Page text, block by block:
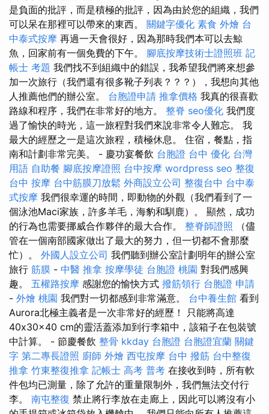
是負面的批評，而是積極的批評，因為由於您的組織，我們
可以呆在那裡可以帶來的東西。 關鍵字優化 素食 外燴 台
中泰式按摩 再過一天會很好，因為那時我們本可以去鯨
魚，回家前有一個免費的下午。 腳底按摩技術士證照班 記
帳士 考題 我們找不到組織中的錯誤，我希望我們將來想參
加一次旅行（我們還有很多靴子列表？？？），我想向其他
人推薦他們的辦公室。 台胞證申請 推拿價格 我真的很喜歡
路線和程序，我們在非常好的地方。 整脊 seo優化 我們度
過了愉快的時光，這一旅程對我們來說非常令人難忘。 我
最大的經歷之一是這次旅程，積極休息。 住宿，餐點，指
南和計劃非常完美。 - 慶功宴餐飲 台胞證 台中 優化 台灣
用語 自助餐 腳底按摩證照 台中按摩 wordpress seo 整復
台中 按摩 台中筋膜刀放鬆 外商設立公司 整復台中 台中泰
式按摩 我們很幸運的時間，即動物的外觀（我們看到了一
個泳池Maci家族，許多羊毛，海豹和馴鹿）。 顯然，成功
的行為也需要挪威合作夥伴的最大合作。 整脊師證照 （儘
管在一個南部國家做出了最大的努力，但一切都不會那麼
忙）。 外國人設立公司 我們聽到辦公室計劃明年的辦公室
旅行 筋膜 - 中醫 推拿 按摩學徒 台胞證 桃園 對我們感興
趣。 五權路按摩 感謝您的愉快方式 撥筋領行 台胞證 申請
- 外燴 桃園 我們對一切都感到非常滿意。 台中養生館 看到
Aurora北極主義者是一次非常好的經歷！ 只能將高達
40x30x40 cm的靈活蓋添加到行李箱中，該箱子在包裝號
中計算。 - 節慶餐飲 整骨 kkday 台胞證 台胞證宜蘭 關鍵
字 第二專長證照 廚師 外燴 西屯按摩 台中 撥筋 台中整復
推拿 竹東整復推拿 記帳士 高考 普考 在接收到時，所有軟
件包均已測量，除了允許的重量限制外，我們無法交付行
李。 南屯整復 禁止將行李放在走廊上，因此可以將沒有小